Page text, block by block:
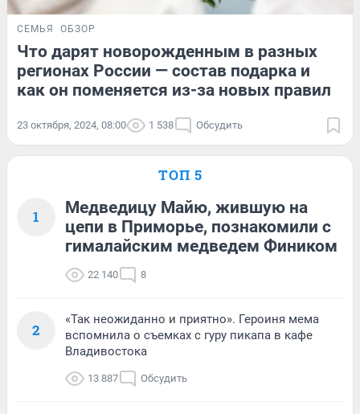
СЕМЬЯ ОБЗОР
Что дарят новорожденным в разных
регионах России — состав подарка и
как он поменяется из-за новых правил
23 октября, 2024, 08:00 1 538 Обсудить
ТОП 5
1
Медведицу Майю, жившую на
цепи в Приморье, познакомили с
гималайским медведем Фиником
22 140 8
2
«Так неожиданно и приятно». Героиня мема
вспомнила о съемках с гуру пикапа в кафе
Владивостока
13 887 Обсудить